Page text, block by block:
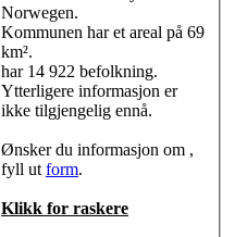
Norwegen.
Kommunen har et areal på 69
km².
har 14 922 befolkning.
Ytterligere informasjon er
ikke tilgjengelig ennå.
Ønsker du informasjon om ,
fyll ut form.
Klikk for raskere